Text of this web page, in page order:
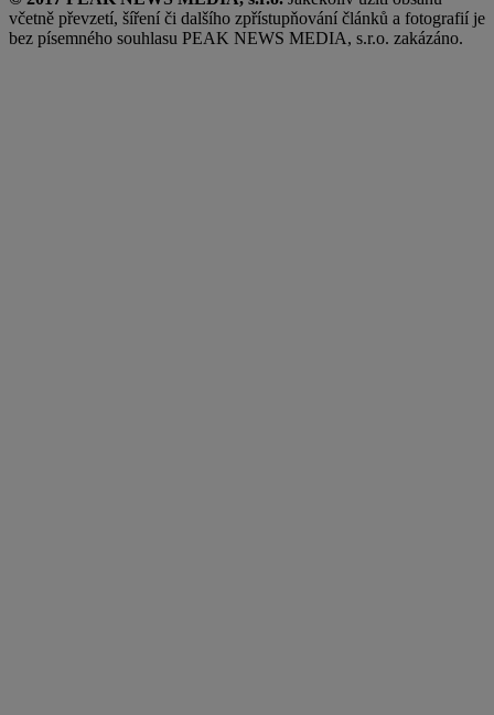
včetně převzetí, šíření či dalšího zpřístupňování článků a fotografií je
bez písemného souhlasu PEAK NEWS MEDIA, s.r.o. zakázáno.